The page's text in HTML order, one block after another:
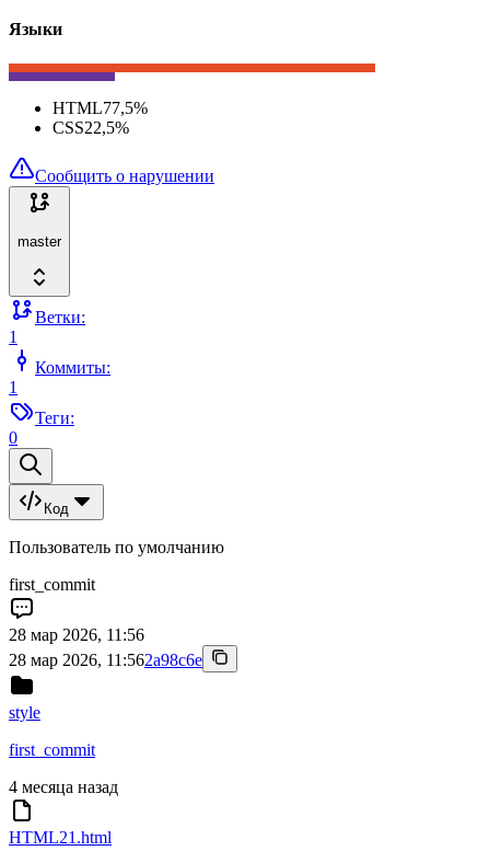
Языки
HTML77,5%
CSS22,5%
Сообщить о нарушении
master
Ветки:
1
Коммиты:
1
Теги:
0
Код
Пользователь по умолчанию
first_commit
28 мар 2026, 11:56
28 мар 2026, 11:562a98c6e
style
first_commit
4 месяца назад
HTML21.html